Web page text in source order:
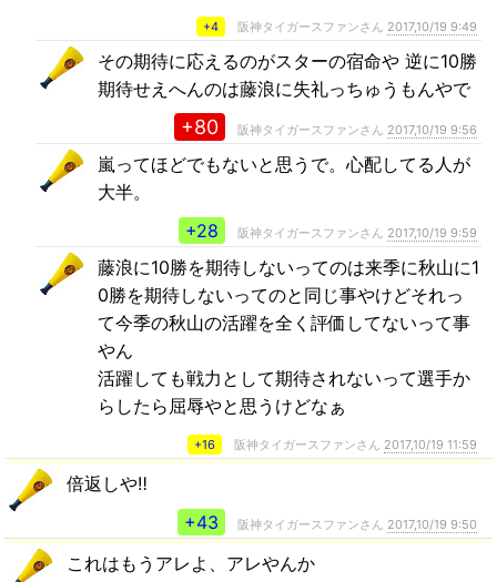
+4 阪神タイガースファンさん 2017,10/19 9:49
その期待に応えるのがスターの宿命や 逆に10勝
期待せえへんのは藤浪に失礼っちゅうもんやで
+80 阪神タイガースファンさん 2017,10/19 9:56
嵐ってほどでもないと思うで。心配してる人が
大半。
+28
阪神タイガースファンさん 2017,10/19 9:59
藤浪に10勝を期待しないってのは来季に秋山に1
0勝を期待しないってのと同じ事やけどそれっ
て今季の秋山の活躍を全く評価してないって事
やん
活躍しても戦力として期待されないって選手か
らしたら屈辱やと思うけどなぁ
+16 阪神タイガースファンさん 2017,10/19 11:59
倍返しや‼︎
+43
阪神タイガースファンさん 2017,10/19 9:50
これはもうアレよ、アレやんか